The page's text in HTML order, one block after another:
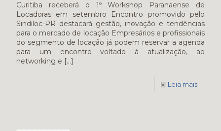
Curitiba receberá o 1º Workshop Paranaense de
Locadoras em setembro Encontro promovido pelo
Sindiloc-PR destacará gestão, inovação e tendências
para o mercado de locação Empresários e profissionais
do segmento de locação já podem reservar a agenda
para um encontro voltado à atualização, ao
networking e […]
Leia mais